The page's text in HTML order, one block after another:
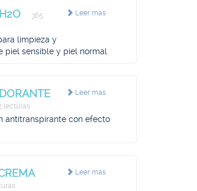
Leer más
365
limpieza y
piel sensible y piel normal
Leer más
lecturas
antitranspirante con efecto
Leer más